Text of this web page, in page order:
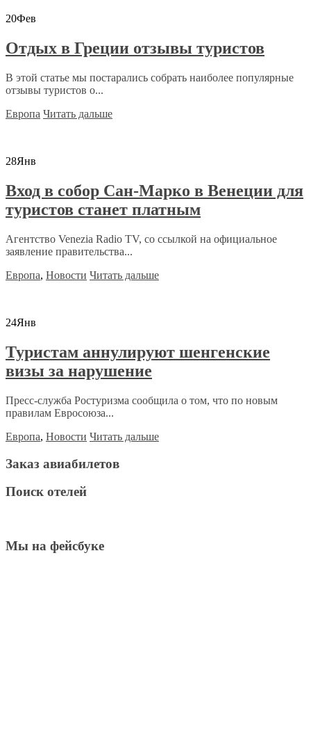
20Фев
Отдых в Греции отзывы туристов
В этой статье мы постарались собрать наиболее популярные
отзывы туристов о...
Европа Читать дальше
28Янв
Вход в собор Сан-Марко в Венеции для
туристов станет платным
Агентство Venezia Radio TV, со ссылкой на официальное
заявление правительства...
Европа, Новости Читать дальше
24Янв
Туристам аннулируют шенгенские
визы за нарушение
Пресс-служба Ростуризма сообщила о том, что по новым
правилам Евросоюза...
Европа, Новости Читать дальше
Заказ авиабилетов
Поиск отелей
Мы на фейсбуке